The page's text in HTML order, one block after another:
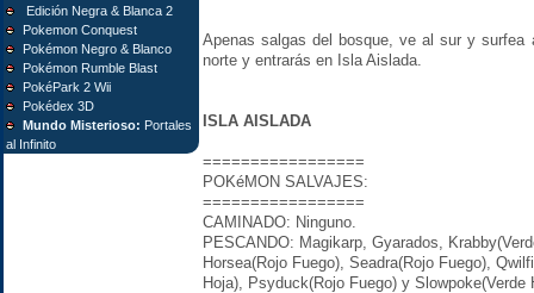
Edición Negra & Blanca 2
Pokemon Conquest
Pokémon Negro & Blanco
Pokémon Rumble Blast
PokéPark 2 Wii
Pokédex 3D
Mundo Misterioso: Portales
al Infinito
Apenas salgas del bosque, ve al sur y
norte y entrarás en Isla Aislada.
ISLA AISLADA
=================
POKéMON SALVAJES:
=================
CAMINADO: Ninguno.
PESCANDO: Magikarp, Gyarados,
Horsea(Rojo Fuego), Seadra(Rojo Fuego),
Hoja), Psyduck(Rojo Fuego) y Slowpoke(Verde